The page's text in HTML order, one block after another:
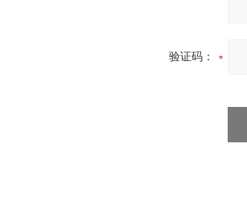
验证码：